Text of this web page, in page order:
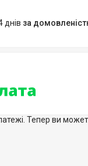
днів за
Тепер ви